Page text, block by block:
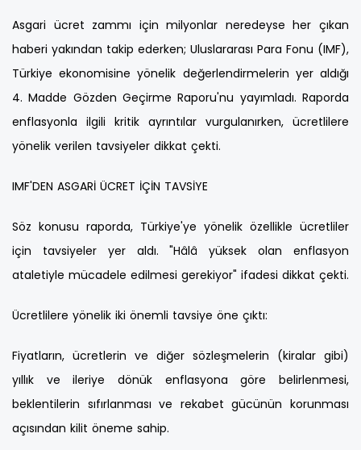
Asgari ücret zammı için milyonlar neredeyse her çıkan
haberi yakından takip ederken; Uluslararası Para Fonu (IMF),
Türkiye ekonomisine yönelik değerlendirmelerin yer aldığı
4. Madde Gözden Geçirme Raporu'nu yayımladı. Raporda
enflasyonla ilgili kritik ayrıntılar vurgulanırken, ücretlilere
yönelik verilen tavsiyeler dikkat çekti.
IMF'DEN ASGARİ ÜCRET İÇİN TAVSİYE
Söz konusu raporda, Türkiye'ye yönelik özellikle ücretliler
için tavsiyeler yer aldı. "Hâlâ yüksek olan enflasyon
ataletiyle mücadele edilmesi gerekiyor" ifadesi dikkat çekti.
Ücretlilere yönelik iki önemli tavsiye öne çıktı:
Fiyatların, ücretlerin ve diğer sözleşmelerin (kiralar gibi)
yıllık ve ileriye dönük enflasyona göre belirlenmesi,
beklentilerin sıfırlanması ve rekabet gücünün korunması
açısından kilit öneme sahip.